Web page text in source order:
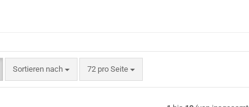
Sortieren nach
Sortieren nach 72 pro Seite
pro Seite